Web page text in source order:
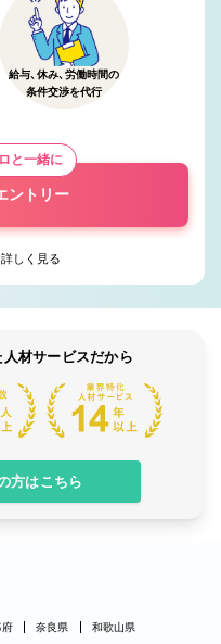
給与、休み、労働時間の
条件交渉を代行
と一緒に
ントリー
しく見る
人材サービスだから
方はこちら
府 奈良県 和歌山県